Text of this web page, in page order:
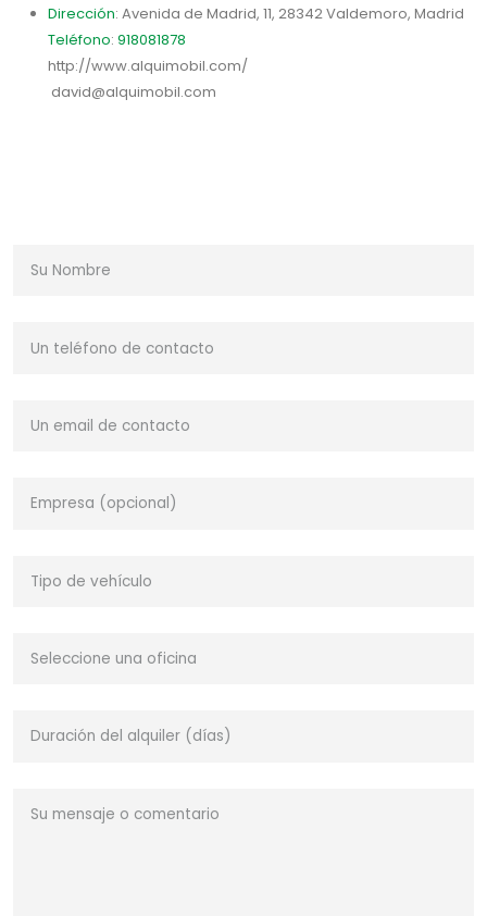
Dirección: Avenida de Madrid, 11, 28342 Valdemoro, Madrid
Teléfono: 918081878
http://www.alquimobil.com/
david@alquimobil.com